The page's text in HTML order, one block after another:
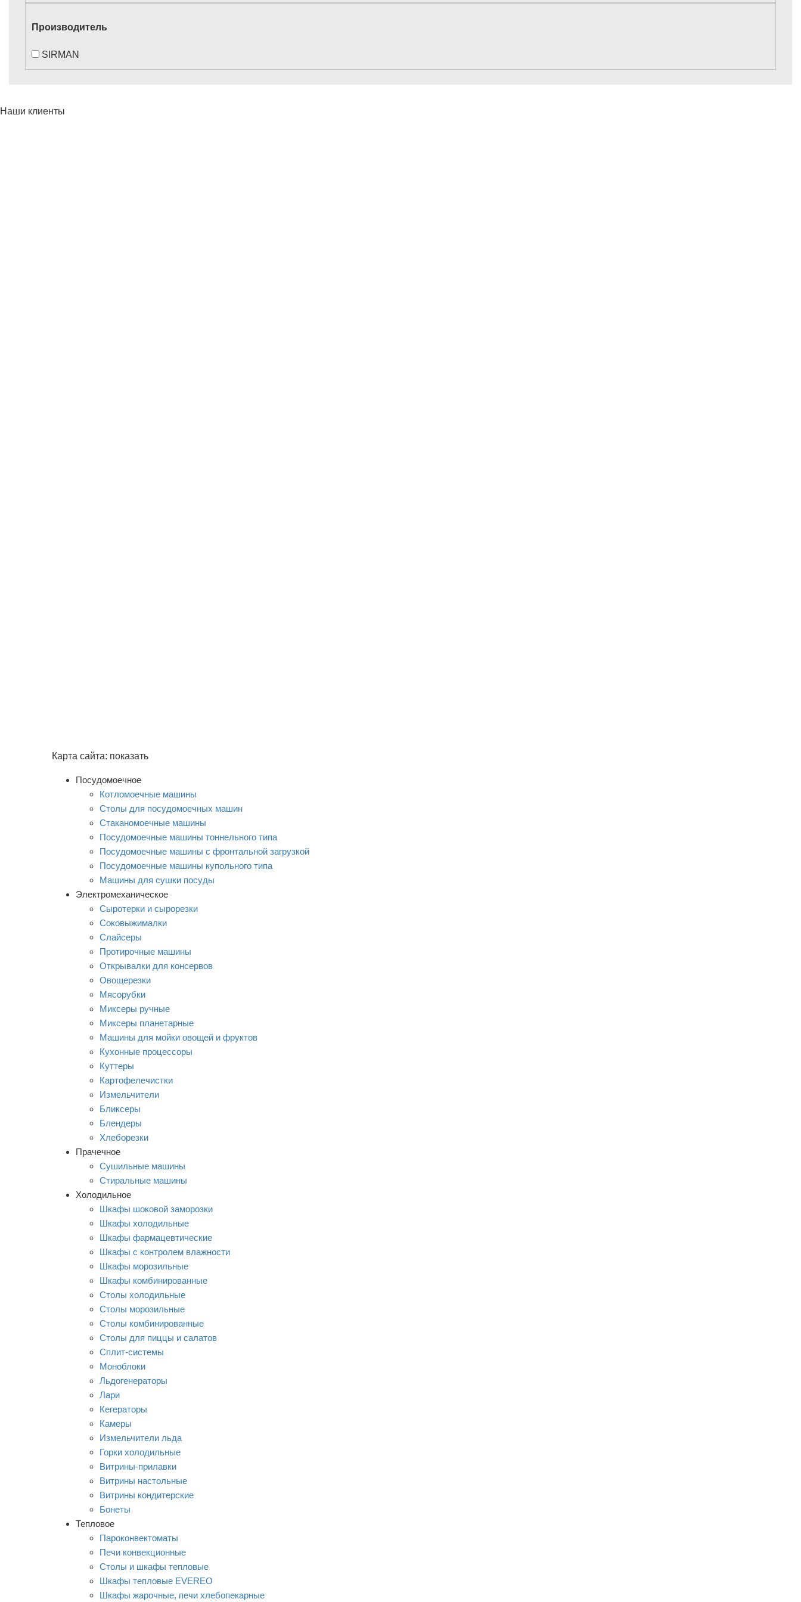
Производитель
SIRMAN
Наши клиенты
Карта сайта: показать
Посудомоечное
Котломоечные машины
Столы для посудомоечных машин
Стаканомоечные машины
Посудомоечные машины тоннельного типа
Посудомоечные машины с фронтальной загрузкой
Посудомоечные машины купольного типа
Машины для сушки посуды
Электромеханическое
Сыротерки и сырорезки
Соковыжималки
Слайсеры
Протирочные машины
Открывалки для консервов
Овощерезки
Мясорубки
Миксеры ручные
Миксеры планетарные
Машины для мойки овощей и фруктов
Кухонные процессоры
Куттеры
Картофелечистки
Измельчители
Бликсеры
Блендеры
Хлеборезки
Прачечное
Сушильные машины
Стиральные машины
Холодильное
Шкафы шоковой заморозки
Шкафы холодильные
Шкафы фармацевтические
Шкафы с контролем влажности
Шкафы морозильные
Шкафы комбинированные
Столы холодильные
Столы морозильные
Столы комбинированные
Столы для пиццы и салатов
Сплит-системы
Моноблоки
Льдогенераторы
Лари
Кегераторы
Камеры
Измельчители льда
Горки холодильные
Витрины-прилавки
Витрины настольные
Витрины кондитерские
Бонеты
Тепловое
Пароконвектоматы
Печи конвекционные
Столы и шкафы тепловые
Шкафы тепловые EVEREO
Шкафы жарочные, печи хлебопекарные